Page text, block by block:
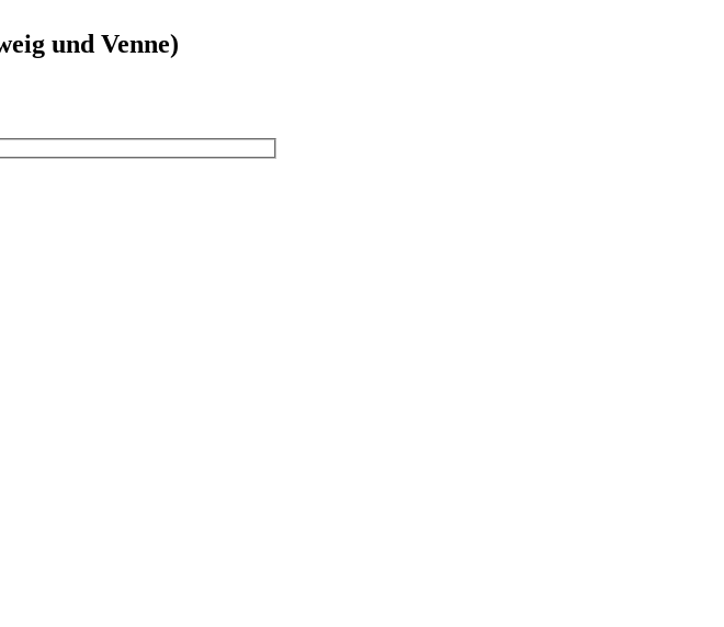
und Venne)